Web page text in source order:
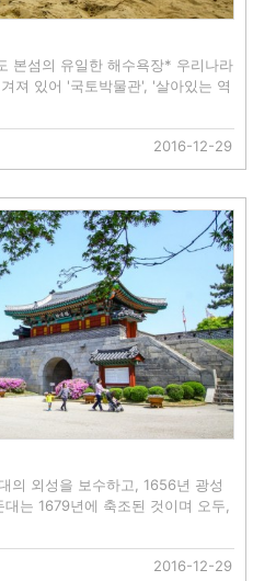
본섬의 유일한 해수욕장* 우리나라
져 있어 '국토박물관', '살아있는 역
2016-12-29
의 외성을 보수하고, 1656년 광성
는 1679년에 축조된 것이며 오두,
2016-12-29